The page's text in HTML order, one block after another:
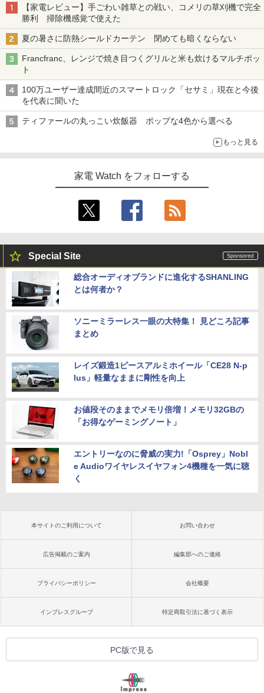
【家電レビュー】手ごわい雑草との戦い、コメリの草刈機で完全
勝利 掃除機感覚で使えた
夏の暑さに防熱シールドカーテン 閉めても暗くならない
Francfranc、レンジで焼き目つくグリルと米も炊けるマルチポッ
ト
100万ユーザー達成間近のスマートロック「セサミ」現在と今後
を代表に聞いた
ティファールの丸っこい炊飯器 ポップな4色から選べる
もっと見る
家電 Watch をフォローする
Special Site
総合オーディオブランドに進化するSHANLING
とは何者か？
ソニーミラーレス一眼の大特集！ 見どころ記事
まとめ
レイズ鍛造1ピースアルミホイール「CE28 N-p
lus」軽量なままに剛性を向上
お値段そのままでメモリ倍増！メモリ32GBの
「お得なゲーミングノート」
エントリーなのに脅威の実力!「Osprey」Nobl
e Audioワイヤレスイヤフォン4機種を一気に聴
く
本サイトのご利用について お問い合わせ
広告掲載のご案内 編集部へのご連絡
プライバシーポリシー 会社概要
インプレスグループ 特定商取引法に基づく表示
PC版で見る